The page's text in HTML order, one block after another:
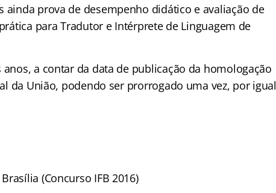
ainda prova de desempenho didático e avaliação de
para Tradutor e Intérprete de Linguagem de
a contar da data de publicação da homologação
da União, podendo ser prorrogado uma vez, por igual
(Concurso IFB 2016)